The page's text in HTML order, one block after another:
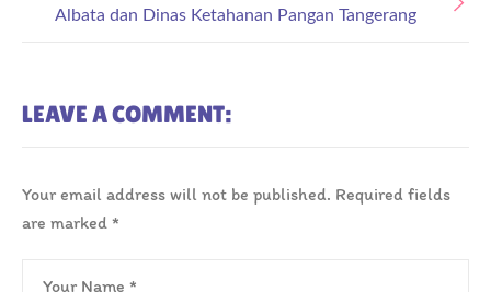
Albata dan Dinas Ketahanan Pangan Tangerang
LEAVE A COMMENT:
Your email address will not be published. Required fields
are marked *